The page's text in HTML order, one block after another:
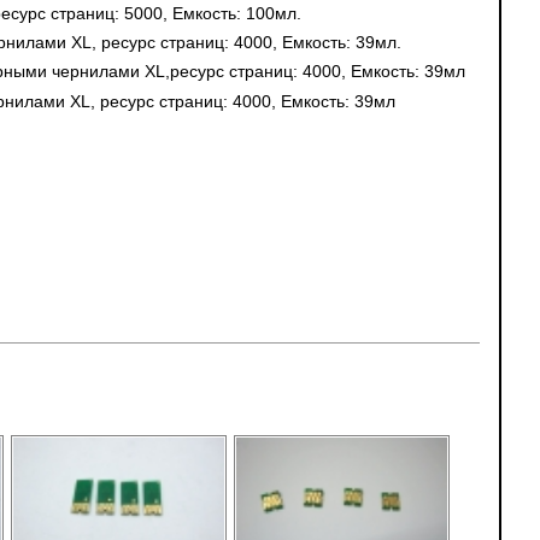
страниц: 5000, Емкость: 100мл.
XL, ресурс страниц: 4000, Емкость: 39мл.
чернилами XL,ресурс страниц: 4000, Емкость: 39мл
XL, ресурс страниц: 4000, Емкость: 39мл